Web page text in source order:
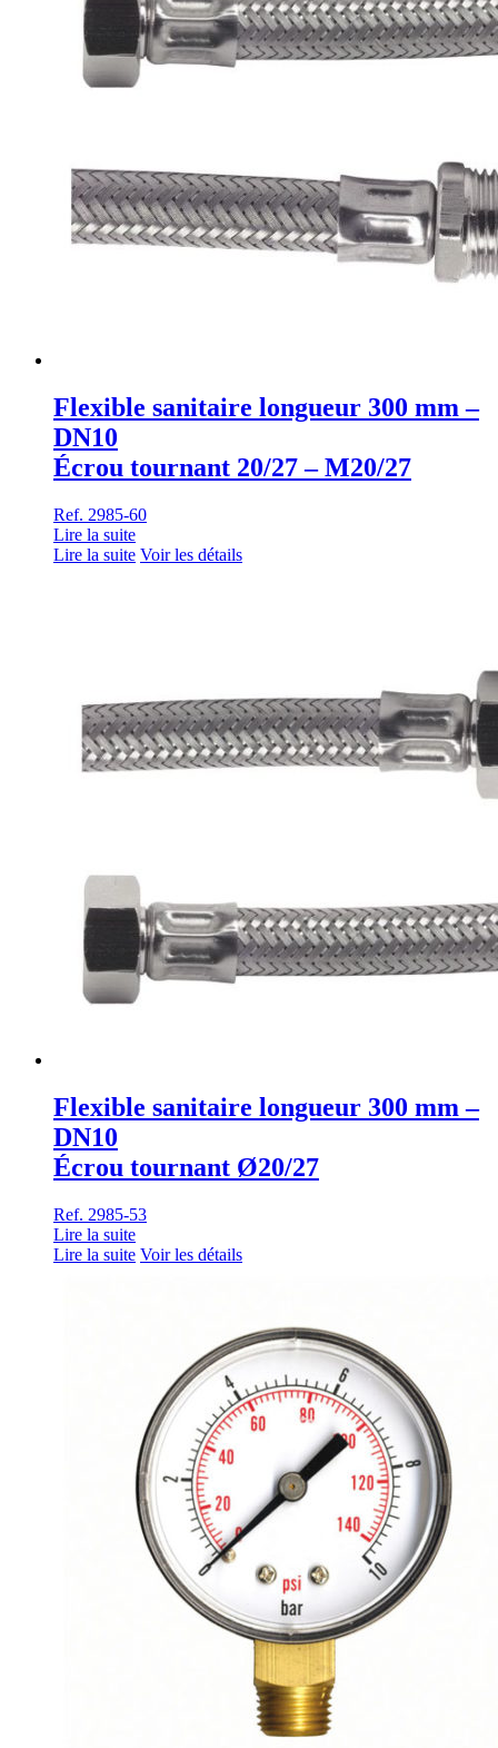
Flexible sanitaire longueur 300 mm –
DN10
Écrou tournant 20/27 – M20/27
Ref. 2985-60
Lire la suite
Lire la suite Voir les détails
Flexible sanitaire longueur 300 mm –
DN10
Écrou tournant Ø20/27
Ref. 2985-53
Lire la suite
Lire la suite Voir les détails